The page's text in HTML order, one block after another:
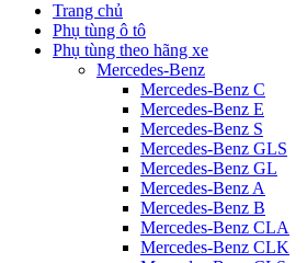
Trang chủ
Phụ tùng ô tô
Phụ tùng theo hãng xe
Mercedes-Benz
Mercedes-Benz C
Mercedes-Benz E
Mercedes-Benz S
Mercedes-Benz GLS
Mercedes-Benz GL
Mercedes-Benz A
Mercedes-Benz B
Mercedes-Benz CLA
Mercedes-Benz CLK